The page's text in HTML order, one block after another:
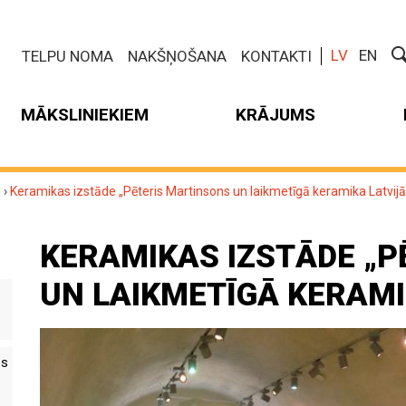
TELPU NOMA NAKŠŅOŠANA KONTAKTI LV EN
MĀKSLINIEKIEM KRĀJUMS
›Keramikas izstāde „Pēteris Martinsons un laikmetīgā keramika
KERAMIKAS IZSTĀDE
UN LAIKMETĪGĀ